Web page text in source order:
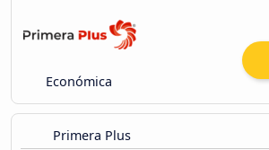
Económica
Primera Plus